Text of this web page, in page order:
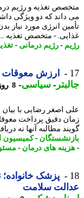
تغذیه و رژیم درمانی
که دو ویژگی داشته
انرژی مورد نیاز بدن،
- متخصص تغذیه ...
- رژیم درمانی-تغذیه-
ارزش معوقات
-سیاسی-8 روز پیش - یکشنبه 11 مرداد 1405، 10:32
اصغر رضایی با بیان
دقیق پرداخت معوقات
مطالبه آنها نه دریافت
-کمیسیون
های درمان -مسئولان
پزشک خانواده؛
سلامت